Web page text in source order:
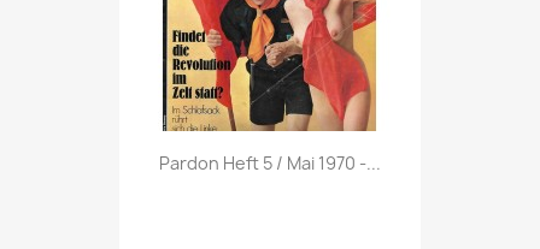
Vorschau
Pardon Heft 5 / Mai 1970 -...